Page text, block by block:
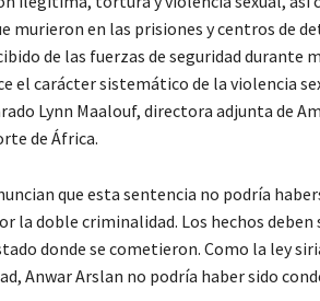
murieron en las prisiones y centros de
de las fuerzas de seguridad durante
el carácter sistemático de la violencia
Lynn Maalouf, directora adjunta de
de África.
que esta sentencia no podría
la doble criminalidad. Los hechos
donde se cometieron. Como la ley
Anwar Arslan no podría haber sido